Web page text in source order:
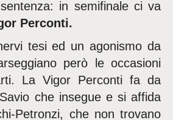
in semifinale ci va
Perconti.
tesi ed un agonismo da
però le occasioni
La Vigor Perconti fa da
che insegue e si affida
Petronzi, che non trovano